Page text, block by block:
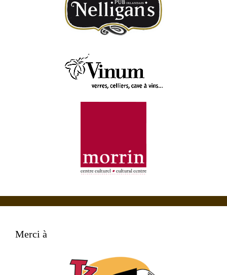
Merci à